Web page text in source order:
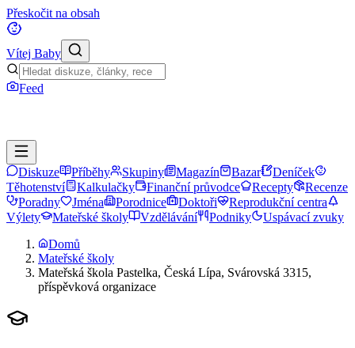
Přeskočit na obsah
Vítej Baby
Feed
Diskuze Příběhy Skupiny Magazín Bazar
Deníček
Těhotenství
Kalkulačky Finanční průvodce Recepty
Recenze
Poradny
Jména Porodnice Doktoři
Reprodukční centra
Výlety
Mateřské školy Vzdělávání Podniky
Uspávací zvuky
Domů
Mateřské školy
Mateřská škola Pastelka, Česká Lípa, Svárovská 3315,
příspěvková organizace